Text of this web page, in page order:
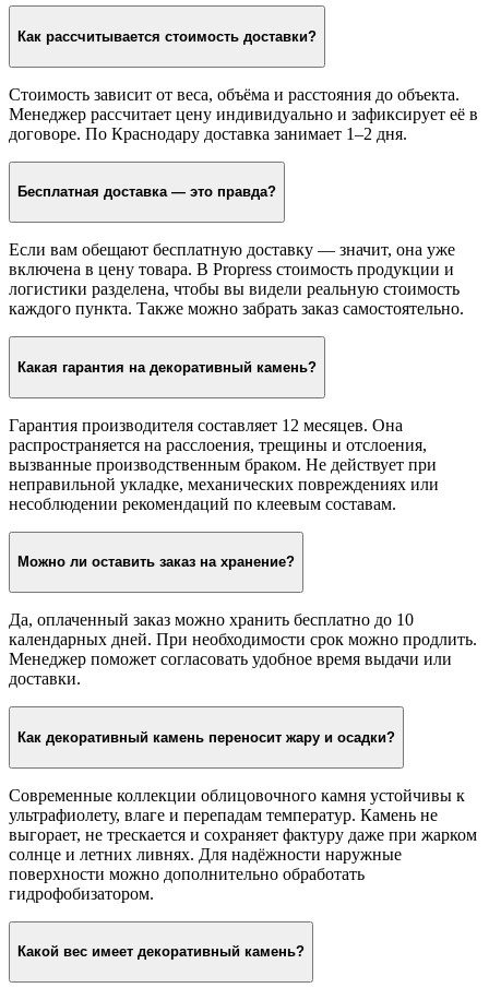
Как рассчитывается стоимость доставки?
Стоимость зависит от веса, объёма и расстояния до объекта.
Менеджер рассчитает цену индивидуально и зафиксирует её в
договоре. По Краснодару доставка занимает 1–2 дня.
Бесплатная доставка — это правда?
Если вам обещают бесплатную доставку — значит, она уже
включена в цену товара. В Propress стоимость продукции и
логистики разделена, чтобы вы видели реальную стоимость
каждого пункта. Также можно забрать заказ самостоятельно.
Какая гарантия на декоративный камень?
Гарантия производителя составляет 12 месяцев. Она
распространяется на расслоения, трещины и отслоения,
вызванные производственным браком. Не действует при
неправильной укладке, механических повреждениях или
несоблюдении рекомендаций по клеевым составам.
Можно ли оставить заказ на хранение?
Да, оплаченный заказ можно хранить бесплатно до 10
календарных дней. При необходимости срок можно продлить.
Менеджер поможет согласовать удобное время выдачи или
доставки.
Как декоративный камень переносит жару и осадки?
Современные коллекции облицовочного камня устойчивы к
ультрафиолету, влаге и перепадам температур. Камень не
выгорает, не трескается и сохраняет фактуру даже при жарком
солнце и летних ливнях. Для надёжности наружные
поверхности можно дополнительно обработать
гидрофобизатором.
Какой вес имеет декоративный камень?